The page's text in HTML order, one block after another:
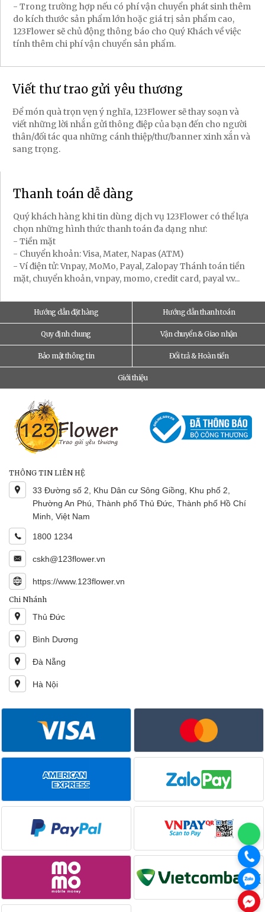
- Trong trường hợp nếu có phí vận chuyển phát sinh thêm
do kích thước sản phẩm lớn hoặc giá trị sản phẩm cao,
123Flower sẽ chủ động thông báo cho Quý Khách về việc
tính thêm chi phí vận chuyển sản phẩm.
Viết thư trao gửi yêu thương
Để món quà trọn vẹn ý nghĩa, 123Flower sẽ thay soạn và
viết những lời nhắn gửi thông điệp của bạn đến cho người
thân/đối tác qua những cánh thiệp/thư/banner xinh xắn và
sang trọng.
Thanh toán dễ dàng
Quý khách hàng khi tin dùng dịch vụ 123Flower có thể lựa
chọn những hình thức thanh toán đa dạng như:
- Tiền mặt
- Chuyển khoản: Visa, Mater, Napas (ATM)
- Ví điện tử: Vnpay, MoMo, Payal, Zalopay Thánh toán tiền
mặt, chuyển khoản, vnpay, momo, credit card, payal v.v...
Hướng dẫn đặt hàng Hướng dẫn thanh toán
Quy định chung Vận chuyển & Giao nhận
Bảo mật thông tin Đổi trả & Hoàn tiền
Giới thiệu
THÔNG TIN LIÊN HỆ
33 Đường số 2, Khu Dân cư Sông Giồng, Khu phố 2,
Phường An Phú, Thành phố Thủ Đức, Thành phố Hồ Chí
Minh, Việt Nam
1800 1234
cskh@123flower.vn
https://www.123flower.vn
Chi Nhánh
Thủ Đức
Bình Dương
Đà Nẵng
Hà Nội